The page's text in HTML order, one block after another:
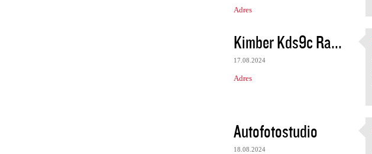
Adres
Kimber Kds9c Ra...
17.08.2024
Adres
Autofotostudio
18.08.2024